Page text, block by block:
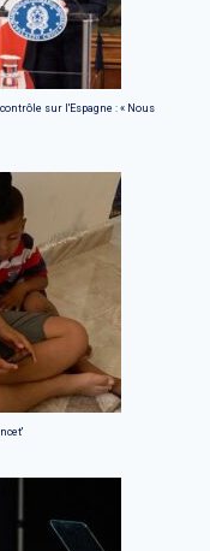
sur l'Espagne : « Nous